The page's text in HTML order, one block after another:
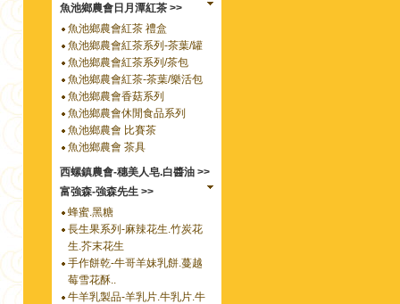
魚池鄉農會日月潭紅茶 >>
魚池鄉農會紅茶 禮盒
魚池鄉農會紅茶系列-茶葉/罐
魚池鄉農會紅茶系列/茶包
魚池鄉農會紅茶-茶葉/樂活包
魚池鄉農會香菇系列
魚池鄉農會休閒食品系列
魚池鄉農會 比賽茶
魚池鄉農會 茶具
西螺鎮農會-穗美人皂.白醬油 >>
富強森-強森先生 >>
蜂蜜.黑糖
長生果系列-麻辣花生.竹炭花
生.芥末花生
手作餅乾-牛哥羊妹乳餅.蔓越
莓雪花酥..
牛羊乳製品-羊乳片.牛乳片.牛